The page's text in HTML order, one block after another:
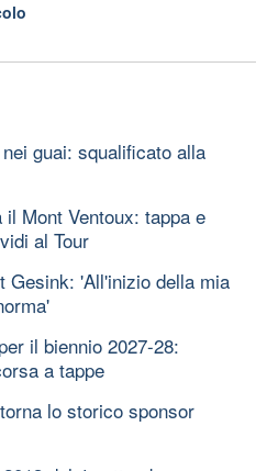
guai: squalificato alla
Mont Ventoux: tappa e
al Tour
Gesink: 'All'inizio della mia
il biennio 2027-28:
a tappe
lo storico sponsor